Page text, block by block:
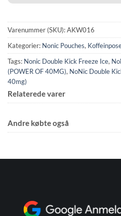
Varenummer (SKU):AKW016
Kategorier: Nonic Pouches,
Tags: Nonic Double Kick Freeze Ice,
(POWER OF 40MG), NoNic Double
40mg)
Relaterede varer
Andre købte også